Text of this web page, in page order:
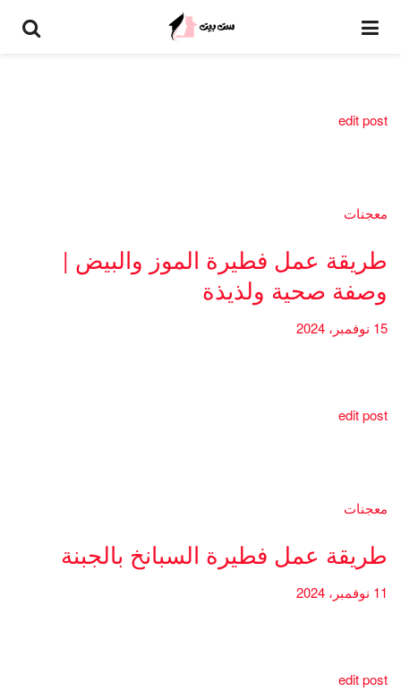
edit post
معجنات
طريقة عمل فطيرة الموز والبيض |
وصفة صحية ولذيذة
15 نوفمبر، 2024
edit post
معجنات
طريقة عمل فطيرة السبانخ بالجبنة
11 نوفمبر، 2024
edit post